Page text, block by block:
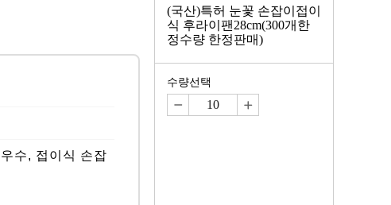
수, 접이식 손잡
(국산)특허 눈꽃 손잡이접이
식 후라이팬28cm(300개한
정수량 한정판매)
수량선택